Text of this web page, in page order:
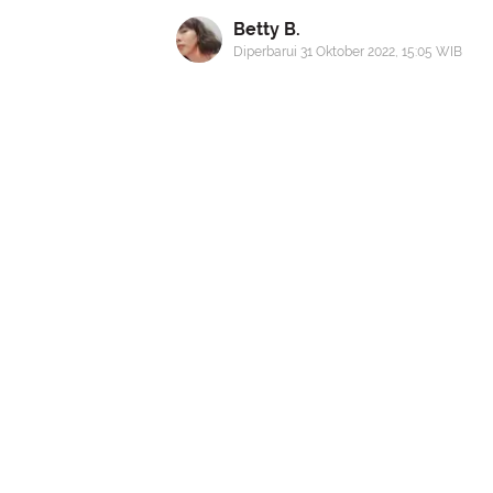
Betty B.
Diperbarui 31 Oktober 2022, 15:05 WIB